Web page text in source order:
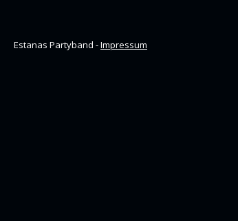
Estanas Partyband -Impressum